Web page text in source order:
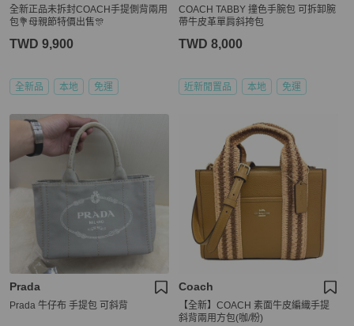
全新正品未拆封COACH手提側背兩用
包💐母親節特價出售🎊
TWD 9,900
全新品 本地 免運
COACH TABBY 撞色手腕包 可拆卸腕
帶牛皮革單肩斜挎包
TWD 8,000
近新閒置品 本地 免運
Prada
Prada 牛仔布 手提包 可斜背
Coach
【全新】COACH 素面牛皮編織手提
斜背兩用方包(咖/粉)